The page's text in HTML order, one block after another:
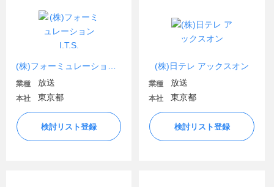
業種 放送
本社 東京都
検討リスト登録
(株)日テレ アックスオン
業種 放送
本社 東京都
検討リスト登録